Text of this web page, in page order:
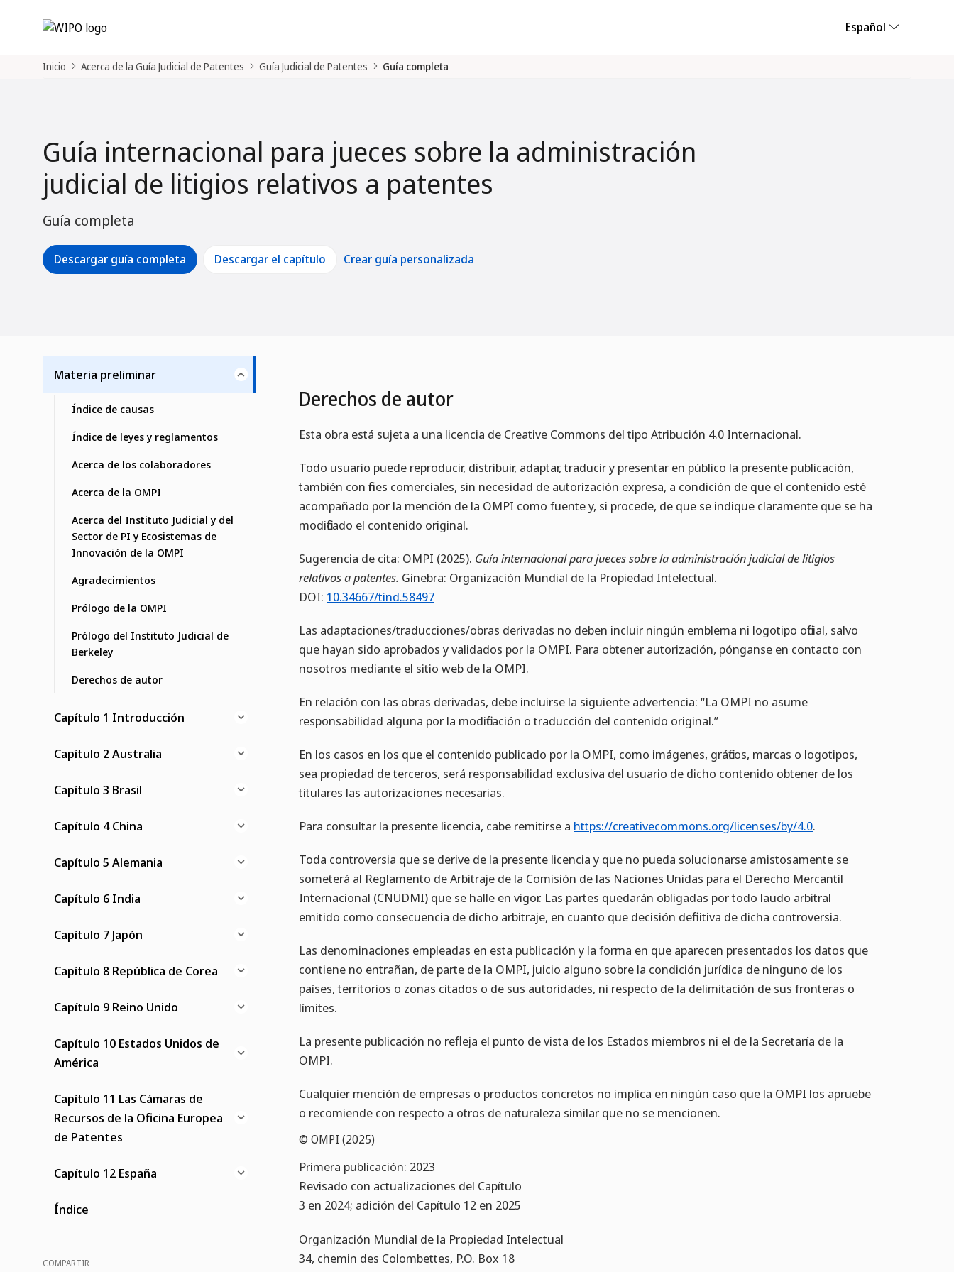
Español
Inicio Acerca de la Guía Judicial de Patentes Guía Judicial de Patentes Guía completa
Guía internacional para jueces sobre la administración
judicial de litigios relativos a patentes
Guía completa
Descargar guía completa Descargar el capítulo Crear guía personalizada
Materia preliminar
Índice de causas
Índice de leyes y reglamentos
Acerca de los colaboradores
Acerca de la OMPI
Acerca del Instituto Judicial y del
Sector de PI y Ecosistemas de
Innovación de la OMPI
Agradecimientos
Prólogo de la OMPI
Prólogo del Instituto Judicial de
Berkeley
Derechos de autor
Capítulo 1 Introducción
Capítulo 2 Australia
Capítulo 3 Brasil
Capítulo 4 China
Capítulo 5 Alemania
Capítulo 6 India
Capítulo 7 Japón
Capítulo 8 República de Corea
Capítulo 9 Reino Unido
Capítulo 10 Estados Unidos de
América
Capítulo 11 Las Cámaras de
Recursos de la Oficina Europea
de Patentes
Capítulo 12 España
Índice
COMPARTIR
Derechos de autor
Esta obra está sujeta a una licencia de Creative Commons del tipo Atribución 4.0 Internacional.
Todo usuario puede reproducir, distribuir, adaptar, traducir y presentar en público la presente publicación,
también con fines comerciales, sin necesidad de autorización expresa, a condición de que el contenido esté
acompañado por la mención de la OMPI como fuente y, si procede, de que se indique claramente que se ha
modificado el contenido original.
Sugerencia de cita: OMPI (2025). Guía internacional para jueces sobre la administración judicial de litigios
relativos a patentes. Ginebra: Organización Mundial de la Propiedad Intelectual.
DOI: 10.34667/tind.58497
Las adaptaciones/traducciones/obras derivadas no deben incluir ningún emblema ni logotipo oficial, salvo
que hayan sido aprobados y validados por la OMPI. Para obtener autorización, pónganse en contacto con
nosotros mediante el sitio web de la OMPI.
En relación con las obras derivadas, debe incluirse la siguiente advertencia: “La OMPI no asume
responsabilidad alguna por la modificación o traducción del contenido original.”
En los casos en los que el contenido publicado por la OMPI, como imágenes, gráficos, marcas o logotipos,
sea propiedad de terceros, será responsabilidad exclusiva del usuario de dicho contenido obtener de los
titulares las autorizaciones necesarias.
Para consultar la presente licencia, cabe remitirse a https://creativecommons.org/licenses/by/4.0.
Toda controversia que se derive de la presente licencia y que no pueda solucionarse amistosamente se
someterá al Reglamento de Arbitraje de la Comisión de las Naciones Unidas para el Derecho Mercantil
Internacional (CNUDMI) que se halle en vigor. Las partes quedarán obligadas por todo laudo arbitral
emitido como consecuencia de dicho arbitraje, en cuanto que decisión definitiva de dicha controversia.
Las denominaciones empleadas en esta publicación y la forma en que aparecen presentados los datos que
contiene no entrañan, de parte de la OMPI, juicio alguno sobre la condición jurídica de ninguno de los
países, territorios o zonas citados o de sus autoridades, ni respecto de la delimitación de sus fronteras o
límites.
La presente publicación no refleja el punto de vista de los Estados miembros ni el de la Secretaría de la
OMPI.
Cualquier mención de empresas o productos concretos no implica en ningún caso que la OMPI los apruebe
o recomiende con respecto a otros de naturaleza similar que no se mencionen.
© OMPI (2025)
Primera publicación: 2023
Revisado con actualizaciones del Capítulo
3 en 2024; adición del Capítulo 12 en 2025
Organización Mundial de la Propiedad Intelectual
34, chemin des Colombettes, P.O. Box 18